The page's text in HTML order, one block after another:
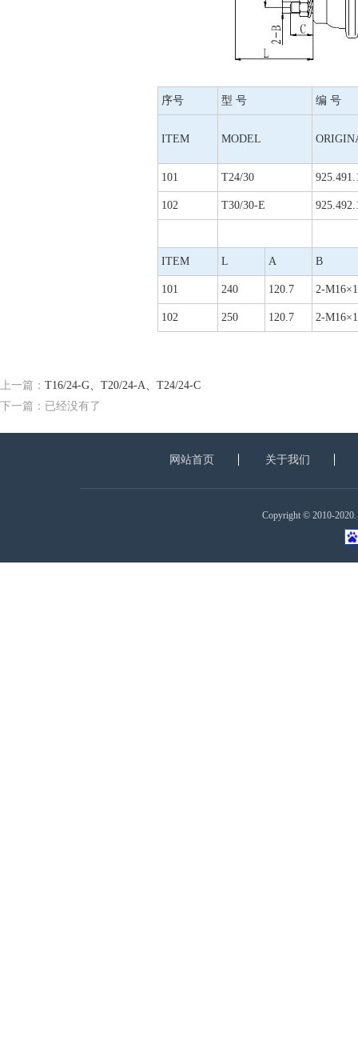
序号 型 号 编 号
ITEM MODEL
101 T24/30
102 T30/30-E
ITEM L A B
101 240 120.7 2-
102 250 120.7 2-
上一篇： T16/24-G、T20/24-A、T24/24-C
下一篇：已经没有了
网站首页 关于我们
Copyright © 2010-